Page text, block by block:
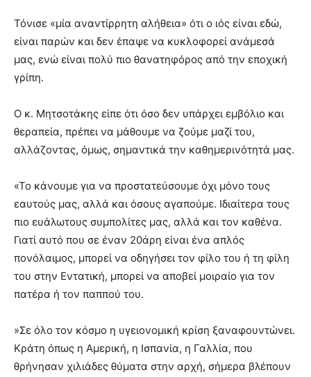
Τόνισε «μία αναντίρρητη αλήθεια» ότι ο ιός είναι εδώ,
είναι παρών και δεν έπαψε να κυκλοφορεί ανάμεσά
μας, ενώ είναι πολύ πιο θανατηφόρος από την εποχική
γρίπη.
Ο κ. Μητσοτάκης είπε ότι όσο δεν υπάρχει εμβόλιο και
θεραπεία, πρέπει να μάθουμε να ζούμε μαζί του,
αλλάζοντας, όμως, σημαντικά την καθημερινότητά μας.
«Το κάνουμε για να προστατεύσουμε όχι μόνο τους
εαυτούς μας, αλλά και όσους αγαπούμε. Ιδιαίτερα τους
πιο ευάλωτους συμπολίτες μας, αλλά και τον καθένα.
Γιατί αυτό που σε έναν 20άρη είναι ένα απλός
πονόλαιμος, μπορεί να οδηγήσει τον φίλο του ή τη φίλη
του στην Εντατική, μπορεί να αποβεί μοιραίο για τον
πατέρα ή τον παππού του.
»Σε όλο τον κόσμο η υγειονομική κρίση ξαναφουντώνει.
Κράτη όπως η Αμερική, η Ισπανία, η Γαλλία, που
θρήνησαν χιλιάδες θύματα στην αρχή, σήμερα βλέπουν